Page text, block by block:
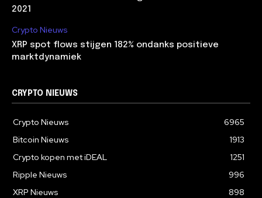
2021
Crypto Nieuws
XRP spot flows stijgen 182% ondanks positieve
marktdynamiek
CRYPTO NIEUWS
Crypto Nieuws
6965
Bitcoin Nieuws
1913
Crypto kopen met iDEAL
1251
Ripple Nieuws
996
XRP Nieuws
898